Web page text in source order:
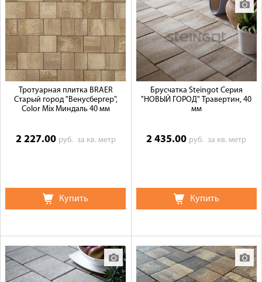
Доставка
Сотрудничество
Галерея объектов
Контакты
Тротуарная плитка BRAER
Старый город "Венусбергер",
Color Mix Миндаль 40 мм
2 227.00 руб. за кв. метр
Купить
Брусчатка Steingot Серия
"НОВЫЙ ГОРОД" Травертин, 40
мм
2 435.00 руб.за кв. метр
Купить